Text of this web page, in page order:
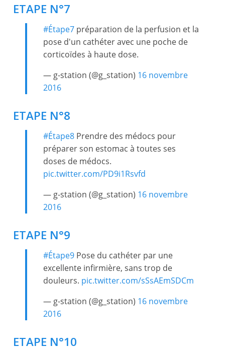
ETAPE N°7
#Étape7 préparation de la perfusion et la
pose d'un cathéter avec une poche de
corticoïdes à haute dose.
— g-station (@g_station) 16 novembre
2016
ETAPE N°8
#Étape8 Prendre des médocs pour
préparer son estomac à toutes ses
doses de médocs.
pic.twitter.com/PD9i1Rsvfd
— g-station (@g_station) 16 novembre
2016
ETAPE N°9
#Étape9 Pose du cathéter par une
excellente infirmière, sans trop de
douleurs. pic.twitter.com/sSsAEmSDCm
— g-station (@g_station) 16 novembre
2016
ETAPE N°10